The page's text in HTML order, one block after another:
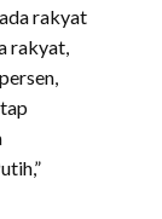
rakyat
rakyat,